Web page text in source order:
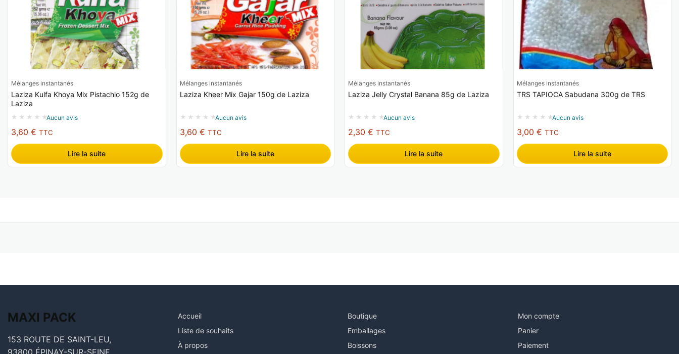
Mélanges instantanés
Laziza Kulfa Khoya Mix Pistachio 152g de
Laziza
Aucun avis
3,60 € TTC
Lire la suite
Mélanges instantanés
Laziza Kheer Mix Gajar 150g de Laziza
Aucun avis
3,60 € TTC
Lire la suite
Mélanges instantanés
Laziza Jelly Crystal Banana 85g de Laziza
Aucun avis
2,30 € TTC
Lire la suite
Mélanges instantanés
TRS TAPIOCA Sabudana 300g de TRS
Aucun avis
3,00 € TTC
Lire la suite
MAXI PACK
153 ROUTE DE SAINT-LEU,
93800 ÉPINAY-SUR-SEINE
Accueil
Liste de souhaits
À propos
Boutique
Emballages
Boissons
Mon compte
Panier
Paiement